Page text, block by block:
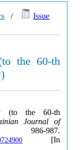
/
Issue
the 60-th
(to the 60-th
Journal of
986-987.
[In